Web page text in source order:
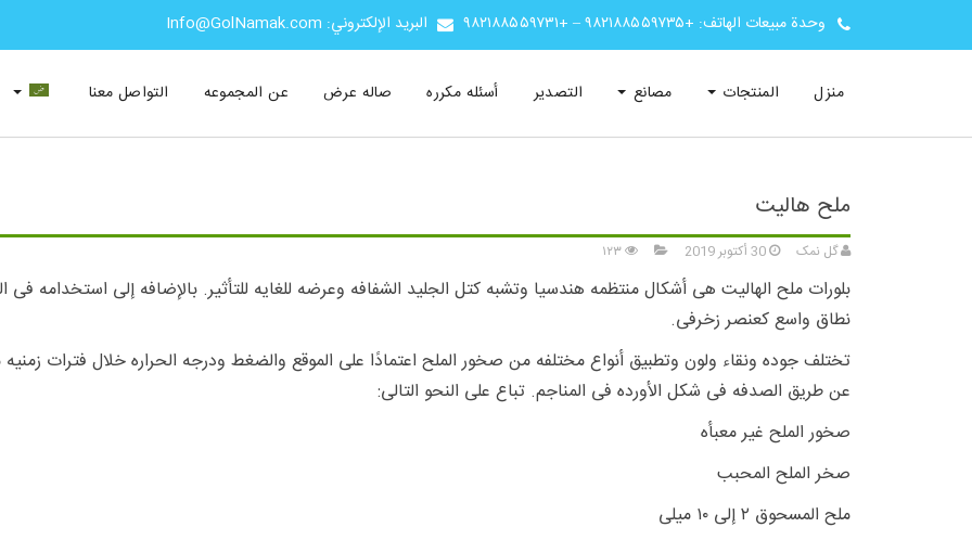
وحدة مبيعات الهاتف: +۹۸۲۱۸۸۵۵۹۷۳۵ – +۹۸۲۱۸۸۵۵۹۷۳۱ البريد الإلكتروني: Info@GolNamak.com
منزل المنتجات مصانع التصدیر أسئله مکرره صاله عرض عن المجموعه التواصل معنا
ملح هالیت
گل نمک
بلورات ملح الهالیت هی أشکال منتظمه هندسیا وتشبه کتل الجلید الشفافه وعرضه للغایه للتأثیر. بالإضافه إلى استخدامه فی
نطاق واسع کعنصر زخرفی.
تختلف جوده ونقاء ولون وتطبیق أنواع مختلفه من صخور الملح اعتمادًا على الموقع والضغط ودرجه الحراره خلال فترات
عن طریق الصدفه فی شکل الأورده فی المناجم. تباع على النحو التالی:
صخور الملح غیر معبأه
صخر الملح المحبب
ملح المسحوق ۲ إلى ۱۰ میلی